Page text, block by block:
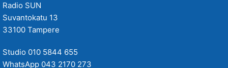
Radio SUN
Suvantokatu 13
33100 Tampere
Studio 010 5844 655
WhatsApp 043 2170 273